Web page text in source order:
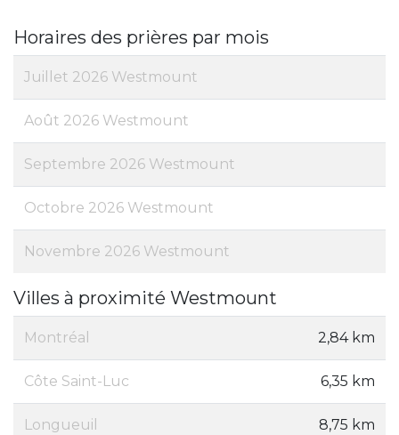
Horaires des prières par mois
Juillet 2026 Westmount
Août 2026 Westmount
Septembre 2026 Westmount
Octobre 2026 Westmount
Novembre 2026 Westmount
Villes à proximité Westmount
Montréal 2,84 km
Côte Saint-Luc 6,35 km
Longueuil 8,75 km